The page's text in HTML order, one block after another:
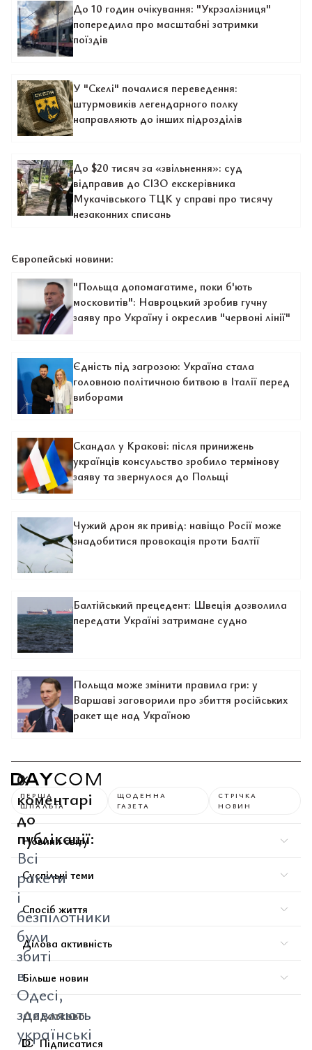
До 10 годин очікування: "Укрзалізниця"
попередила про масштабні затримки
поїздів
У "Скелі" почалися переведення:
штурмовиків легендарного полку
направляють до інших підрозділів
До $20 тисяч за «звільнення»: суд
відправив до СІЗО екскерівника
Мукачівського ТЦК у справі про тисячу
незаконних списань
Європейські новини:
"Польща допомагатиме, поки б'ють
московитів": Навроцький зробив гучну
заяву про Україну і окреслив "червоні лінії"
Єдність під загрозою: Україна стала
головною політичною битвою в Італії перед
виборами
Скандал у Кракові: після принижень
українців консульство зробило термінову
заяву та звернулося до Польщі
Чужий дрон як привід: навіщо Росії може
знадобитися провокація проти Балтії
Балтійський прецедент: Швеція дозволила
передати Україні затримане судно
Польща може змінити правила гри: у
Варшаві заговорили про збиття російських
ракет ще над Україною
0
коментарі
до
публікації:
Всі
ракети
і
безпілотники
були
збиті
в
Одесі,
заявляють
українські
ПЕРША
ШПАЛЬТА
ЩОДЕННА
ГАЗЕТА
СТРІЧКА
НОВИН
Новини світу
Суспільні теми
Спосіб життя
Ділова активність
Більше новин
Додатково
Підписатися